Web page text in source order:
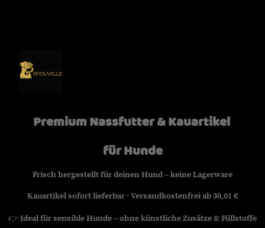
Premium Nassfutter & Kauartikel
für Hunde
Frisch hergestellt für deinen Hund – keine Lagerware
Kauartikel sofort lieferbar · Versandkostenfrei ab 30,01 €
👉Ideal für sensible Hunde – ohne künstliche Zusätze & Füllstoffe